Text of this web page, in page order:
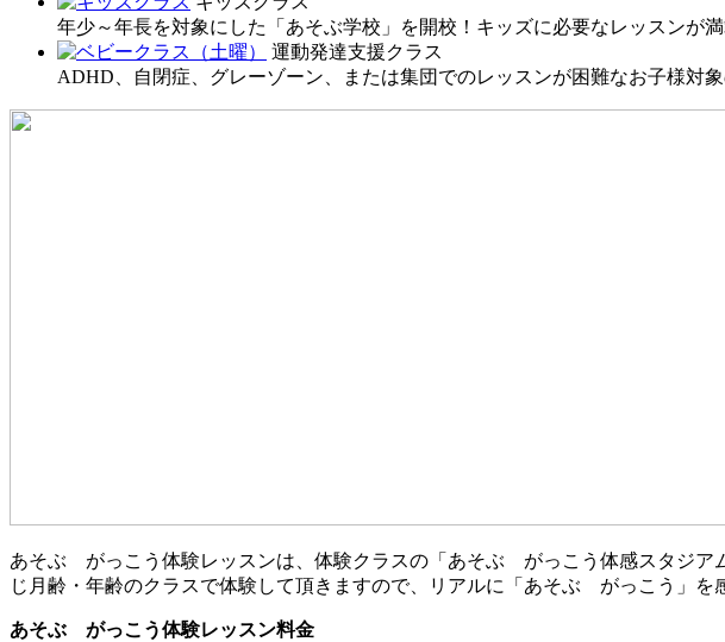
年少～年長を対象にした「あそぶ学校」を開校！キッズに必要なレッスンが満
運動発達支援クラス
ADHD、自閉症、グレーゾーン、または集団でのレッスンが困難なお子様対
あそぶ がっこう体験レッスンは、体験クラスの「あそぶ がっこう体感スタジ
じ月齢・年齢のクラスで体験して頂きますので、リアルに「あそぶ がっこう」を
あそぶ がっこう体験レッスン料金